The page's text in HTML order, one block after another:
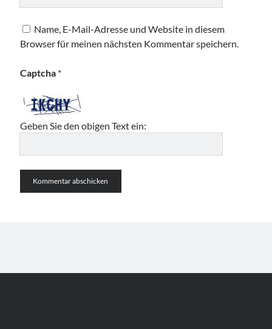
Name, E-Mail-Adresse und Website in diesem
Browser für meinen nächsten Kommentar speichern.
Captcha *
Geben Sie den obigen Text ein: